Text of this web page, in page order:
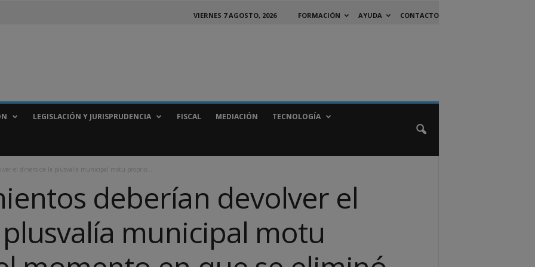
VIERNES 7 AGOSTO, 2026 FORMACIÓN AYUDA CONTACTO
LEGISLACIÓN Y JURISPRUDENCIA FISCAL MEDIACIÓN TECNOLOGÍA
el dinero de la plusvalía municipal motu proprio,...
deberían devolver el
municipal motu